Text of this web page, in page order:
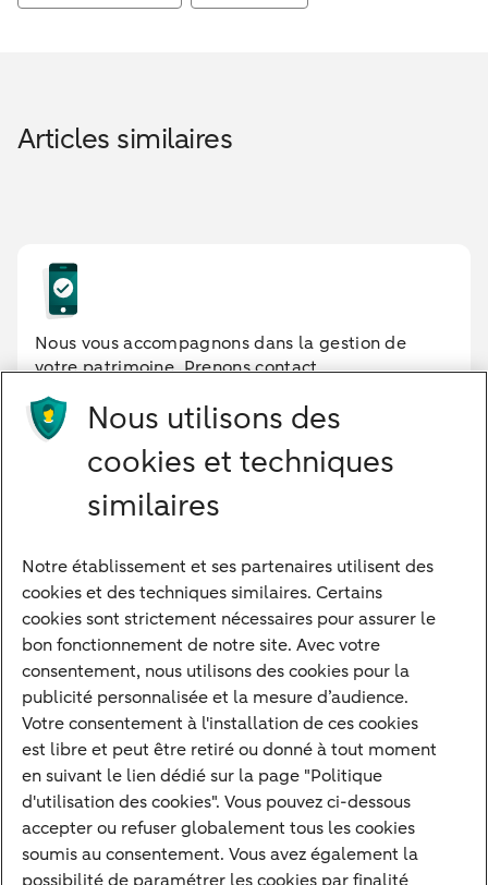
Articles similaires
Nous vous accompagnons dans la gestion de
votre patrimoine. Prenons contact
Notre approche
Nos experts
Notre raison d'être
Devenir client
Diversifier vos classes d'actifs
Structurer votre patrimoine
Développer votre entreprise
Banque à distance
Actualités
Nous utilisons des
cookies et techniques
similaires
Notre établissement et ses partenaires utilisent des
cookies et des techniques similaires. Certains
cookies sont strictement nécessaires pour assurer le
bon fonctionnement de notre site. Avec votre
consentement, nous utilisons des cookies pour la
publicité personnalisée et la mesure d’audience.
Votre consentement à l'installation de ces cookies
est libre et peut être retiré ou donné à tout moment
en suivant le lien dédié sur la page "Politique
d'utilisation des cookies". Vous pouvez ci-dessous
accepter ou refuser globalement tous les cookies
soumis au consentement. Vous avez également la